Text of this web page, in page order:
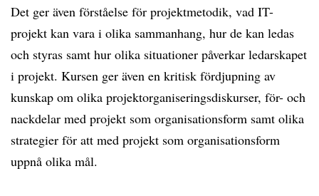
Det ger även förståelse för projektmetodik, vad IT-
projekt kan vara i olika sammanhang, hur de kan ledas
och styras samt hur olika situationer påverkar ledarskapet
i projekt. Kursen ger även en kritisk fördjupning av
kunskap om olika projektorganiseringsdiskurser, för- och
nackdelar med projekt som organisationsform samt olika
strategier för att med projekt som organisationsform
uppnå olika mål.